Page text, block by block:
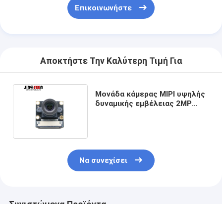
Επικοινωνήστε
Αποκτήστε Την Καλύτερη Τιμή Για
Μονάδα κάμερας MIPI υψηλής
δυναμικής εμβέλειας 2MP
Να συνεχίσει